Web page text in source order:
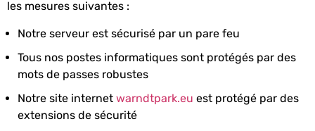
les mesures suivantes :
Notre serveur est sécurisé par un pare feu
Tous nos postes informatiques sont protégés par des
mots de passes robustes
Notre site internet warndtpark.eu est protégé par des
extensions de sécurité